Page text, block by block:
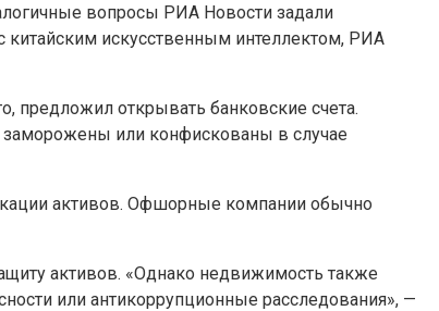
вопросы РИА Новости задали
китайским искусственным интеллектом, РИА
предложил открывать банковские счета.
заморожены или конфискованы в случае
активов. Офшорные компании обычно
активов. «Однако недвижимость также
или антикоррупционные расследования», —